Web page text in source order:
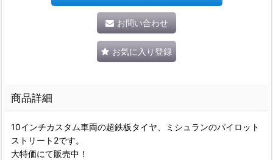
お問い合わせ
お気に入り登録
商品詳細
10インチカスタム車両の超鉄板タイヤ、ミシュランのパイロット
ストリート2です。
大特価にて販売中！